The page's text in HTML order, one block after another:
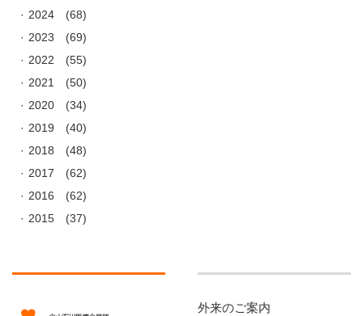
2024
(68)
2023
(69)
2022
(55)
2021
(50)
2020
(34)
2019
(40)
2018
(48)
2017
(62)
2016
(62)
2015
(37)
外来のご案内